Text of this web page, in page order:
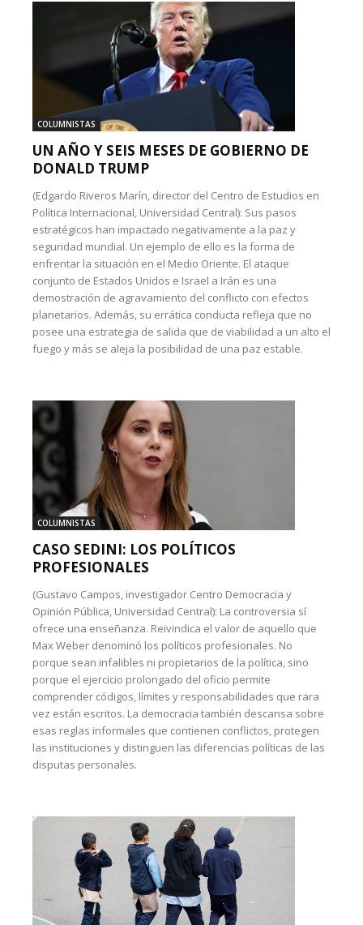
COLUMNISTAS
UN AÑO Y SEIS MESES DE GOBIERNO DE
DONALD TRUMP
(Edgardo Riveros Marín, director del Centro de Estudios en
Política Internacional, Universidad Central): Sus pasos
estratégicos han impactado negativamente a la paz y
seguridad mundial. Un ejemplo de ello es la forma de
enfrentar la situación en el Medio Oriente. El ataque
conjunto de Estados Unidos e Israel a Irán es una
demostración de agravamiento del conflicto con efectos
planetarios. Además, su errática conducta refleja que no
posee una estrategia de salida que de viabilidad a un alto el
fuego y más se aleja la posibilidad de una paz estable.
COLUMNISTAS
CASO SEDINI: LOS POLÍTICOS
PROFESIONALES
(Gustavo Campos, investigador Centro Democracia y
Opinión Pública, Universidad Central): La controversia sí
ofrece una enseñanza. Reivindica el valor de aquello que
Max Weber denominó los políticos profesionales. No
porque sean infalibles ni propietarios de la política, sino
porque el ejercicio prolongado del oficio permite
comprender códigos, límites y responsabilidades que rara
vez están escritos. La democracia también descansa sobre
esas reglas informales que contienen conflictos, protegen
las instituciones y distinguen las diferencias políticas de las
disputas personales.